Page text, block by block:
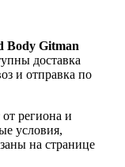
Body Gitman
доставка
и отправка по
региона и
условия,
на странице